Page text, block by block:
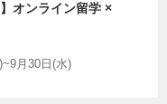
オンライン留学 ×
月30日(水)